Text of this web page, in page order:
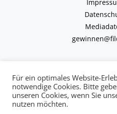
Copyright © 2026 kulturkalender-
Für ein optimales Website-
notwendige Cookies. Bitte
unseren Cookies, wenn Sie
nutzen möchten.